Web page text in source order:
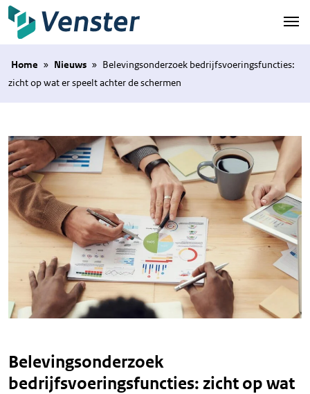
Naar hoofdinhoud
Home » Nieuws » Belevingsonderzoek bedrijfsvoeringsfuncties:
zicht op wat er speelt achter de schermen
Belevingsonderzoek
bedrijfsvoeringsfuncties: zicht op wat